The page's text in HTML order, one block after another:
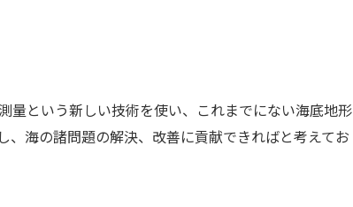
量という新しい技術を使い、これまでにない海底地形
海の諸問題の解決、改善に貢献できればと考えてお